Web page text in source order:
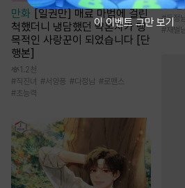
만화 [일권만] 매료 마법에 걸린
척했더니 냉담했던 약혼자가 맹
목적인 사랑꾼이 되었습니다 [단
행본]
1.2천
#직진녀 #서양풍 #다정남 #로맨스
#초능력
4천
#동정
#재벌
이 이벤트 그만 보기